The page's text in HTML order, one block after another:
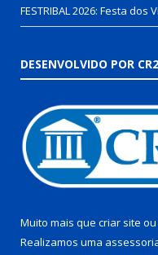
FESTRIBAL 2026: Festa dos
DESENVOLVIDO POR CR2
Muito mais que criar site ou
Realizamos uma